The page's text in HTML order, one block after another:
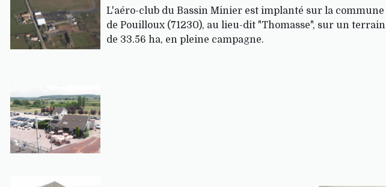
L'aéro-club du Bassin Minier est implanté sur la commune
de Pouilloux (71230), au lieu-dit "Thomasse", sur un terrain
de 33.56 ha, en pleine campagne.